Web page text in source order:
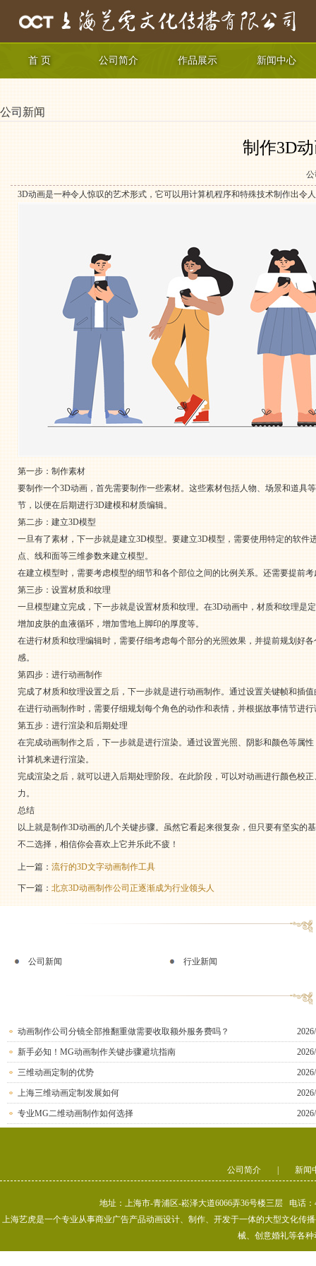
首 页 公司简介 作品展示 新闻中心
公司新闻
制作3D
公
3D动画是一种令人惊叹的艺术形式，它可以用计算机程序和特殊技术制作出令
第一步：制作素材
要制作一个3D动画，首先需要制作一些素材。这些素材包括人物、场景和道
节，以便在后期进行3D建模和材质编辑。
第二步：建立3D模型
一旦有了素材，下一步就是建立3D模型。要建立3D模型，需要使用特定的软件
点、线和面等三维参数来建立模型。
在建立模型时，需要考虑模型的细节和各个部位之间的比例关系。还需要提前
第三步：设置材质和纹理
一旦模型建立完成，下一步就是设置材质和纹理。在3D动画中，材质和纹理
增加皮肤的血液循环，增加雪地上脚印的厚度等。
在进行材质和纹理编辑时，需要仔细考虑每个部分的光照效果，并提前规划好
感。
第四步：进行动画制作
完成了材质和纹理设置之后，下一步就是进行动画制作。通过设置关键帧和插
在进行动画制作时，需要仔细规划每个角色的动作和表情，并根据故事情节进
第五步：进行渲染和后期处理
在完成动画制作之后，下一步就是进行渲染。通过设置光照、阴影和颜色等属
计算机来进行渲染。
完成渲染之后，就可以进入后期处理阶段。在此阶段，可以对动画进行颜色校
力。
总结
以上就是制作3D动画的几个关键步骤。虽然它看起来很复杂，但只要有坚实
不二选择，相信你会喜欢上它并乐此不疲！
上一篇：流行的3D文字动画制作工具
下一篇：北京3D动画制作公司正逐渐成为行业领头人
公司新闻 行业新闻
动画制作公司分镜全部推翻重做需要收取额外服务费吗？
新手必知！MG动画制作关键步骤避坑指南
三维动画定制的优势
上海三维动画定制发展如何
专业MG二维动画制作如何选择
公司简介 新闻
地址：上海市-青浦区-崧泽大道6066弄36号楼三层 电话
上海艺虎是一个专业从事商业广告产品动画设计、制作、开发于一体的大型文化传
械、创意婚礼等各